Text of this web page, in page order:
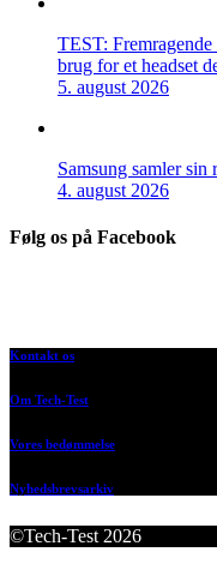
TEST:
brug for et headset
5. august 2026
Samsung samler
4. august 2026
Følg os på Facebook
Kontakt os
Om Tech-Test
Vores bedømmelse
Nyhedsbrevsarkiv
©Tech-Test 2026